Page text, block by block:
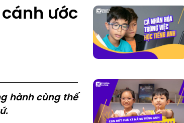
ước
hành cùng thế